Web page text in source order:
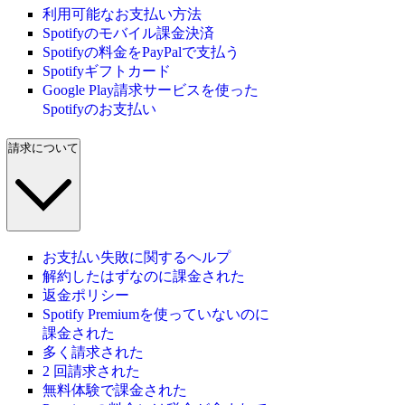
利用可能なお支払い方法
Spotifyのモバイル課金決済
Spotifyの料金をPayPalで支払う
Spotifyギフトカード
Google Play請求サービスを使った
Spotifyのお支払い
請求について
お支払い失敗に関するヘルプ
解約したはずなのに課金された
返金ポリシー
Spotify Premiumを使っていないのに
課金された
多く請求された
2 回請求された
無料体験で課金された